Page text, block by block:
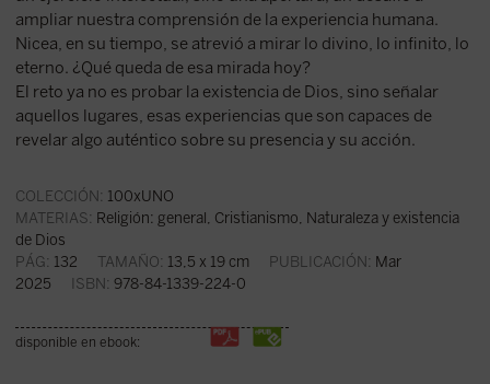
ampliar nuestra comprensión de la experiencia humana.
Nicea, en su tiempo, se atrevió a mirar lo divino, lo infinito, lo
eterno. ¿Qué queda de esa mirada hoy?
El reto ya no es probar la existencia de Dios, sino señalar
aquellos lugares, esas experiencias que son capaces de
revelar algo auténtico sobre su presencia y su acción.
COLECCIÓN: 100xUNO
MATERIAS: Religión: general Cristianismo Naturaleza y existencia
de Dios
PÁG: 132 TAMAÑO: 13,5 x 19 cm PUBLICACIÓN: Mar
2025 ISBN: 978-84-1339-224-0
disponible en ebook: